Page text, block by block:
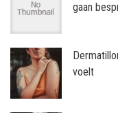
gaan
voelt